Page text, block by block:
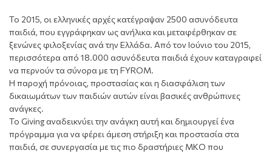
Το 2015, οι ελληνικές αρχές κατέγραψαν 2500 ασυνόδευτα
παιδιά, που εγγράφηκαν ως ανήλικα και μεταφέρθηκαν σε
ξενώνες φιλοξενίας ανά την Ελλάδα. Από τον Ιούνιο του 2015,
περισσότερα από 18.000 ασυνόδευτα παιδιά έχουν καταγραφεί
να περνούν τα σύνορα με τη FYROM.
Η παροχή πρόνοιας, προστασίας και η διασφάλιση των
δικαιωμάτων των παιδιών αυτών είναι βασικές ανθρώπινες
ανάγκες.
Το Giving αναδεικνύει την ανάγκη αυτή και δημιουργεί ένα
πρόγραμμα για να φέρει άμεση στήριξη και προστασία στα
παιδιά, σε συνεργασία με τις πιο δραστήριες ΜΚΟ που